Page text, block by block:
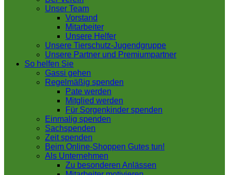
Unser Team
Vorstand
Mitarbeiter
Unsere Helfer
Unsere Tierschutz-Jugendgruppe
Unsere Partner und Premiumpartner
So helfen Sie
Gassi gehen
Regelmäßig spenden
Pate werden
Mitglied werden
Für Sorgenkinder spenden
Einmalig spenden
Sachspenden
Zeit spenden
Beim Online-Shoppen Gutes tun!
Als Unternehmen
Zu besonderen Anlässen